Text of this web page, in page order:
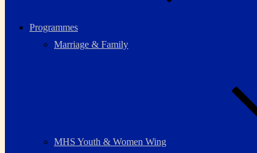
Programmes
Marriage & Family
MHS Youth & Women Wing